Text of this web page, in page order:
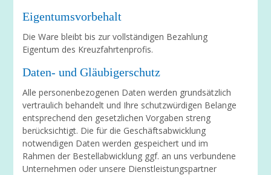
Eigentumsvorbehalt
Die Ware bleibt bis zur vollständigen Bezahlung
Eigentum des Kreuzfahrtenprofis.
Daten- und Gläubigerschutz
Alle personenbezogenen Daten werden grundsätzlich
vertraulich behandelt und Ihre schutzwürdigen Belange
entsprechend den gesetzlichen Vorgaben streng
berücksichtigt. Die für die Geschäftsabwicklung
notwendigen Daten werden gespeichert und im
Rahmen der Bestellabwicklung ggf. an uns verbundene
Unternehmen oder unsere Dienstleistungspartner